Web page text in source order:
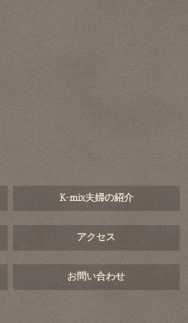
K-mix夫婦の紹介
アクセス
お問い合わせ